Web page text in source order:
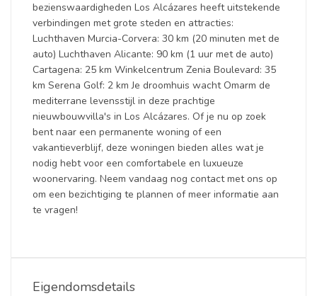
bezienswaardigheden Los Alcázares heeft uitstekende
verbindingen met grote steden en attracties:
Luchthaven Murcia-Corvera: 30 km (20 minuten met de
auto) Luchthaven Alicante: 90 km (1 uur met de auto)
Cartagena: 25 km Winkelcentrum Zenia Boulevard: 35
km Serena Golf: 2 km Je droomhuis wacht Omarm de
mediterrane levensstijl in deze prachtige
nieuwbouwvilla's in Los Alcázares. Of je nu op zoek
bent naar een permanente woning of een
vakantieverblijf, deze woningen bieden alles wat je
nodig hebt voor een comfortabele en luxueuze
woonervaring. Neem vandaag nog contact met ons op
om een bezichtiging te plannen of meer informatie aan
te vragen!
Eigendomsdetails